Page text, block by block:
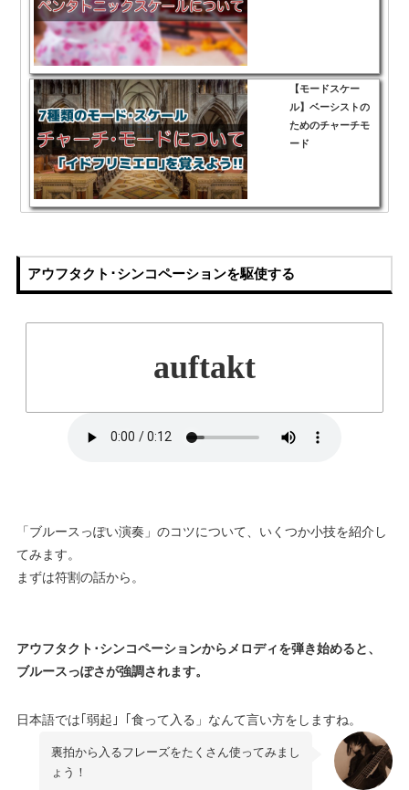
【モードスケー
ル】ベーシストの
ためのチャーチモ
ード
アウフタクト･シンコペーションを駆使する
auftakt
「ブルースっぽい演奏」のコツについて、いくつか小技を紹介し
てみます。
まずは符割の話から。
アウフタクト･シンコペーションからメロディを弾き始めると、
ブルースっぽさが強調されます。
日本語では｢弱起｣「食って入る」なんて言い方をしますね。
裏拍から入るフレーズをたくさん使ってみまし
ょう！